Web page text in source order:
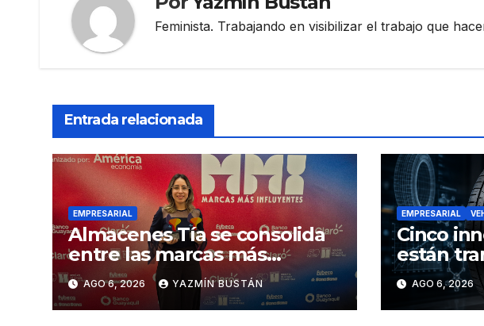
Feminista. Trabajando en visibilizar el trabajo que
Entrada relacionada
EMPRESARIAL
Almacenes Tía se consolida
entre las marcas más
influyentes del Ecuador
AGO 6, 2026 YAZMÍN BUSTÁN
EMPRESARIAL
Cinco
están
industria
AGO 6, 2026